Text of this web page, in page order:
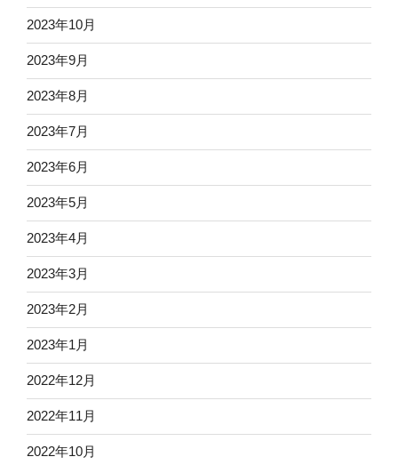
2023年10月
2023年9月
2023年8月
2023年7月
2023年6月
2023年5月
2023年4月
2023年3月
2023年2月
2023年1月
2022年12月
2022年11月
2022年10月